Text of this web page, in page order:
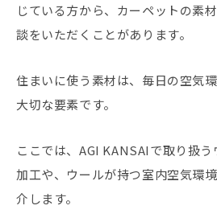
じている方から、カーペットの素
談をいただくことがあります。
住まいに使う素材は、毎日の空気
大切な要素です。
ここでは、AGI KANSAIで取り扱
加工や、ウールが持つ室内空気環
介します。